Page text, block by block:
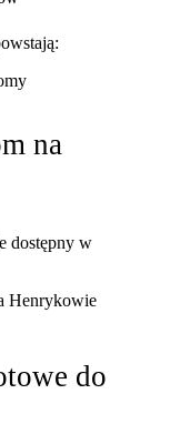
na
dostępny w
Henrykowie
do